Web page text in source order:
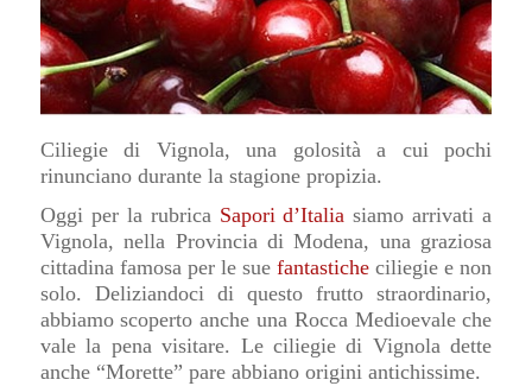
Ciliegie di Vignola, una golosità a cui pochi
rinunciano durante la stagione propizia.
Oggi per la rubrica Sapori d’Italia siamo arrivati a
Vignola, nella Provincia di Modena, una graziosa
cittadina famosa per le suefantastiche ciliegie e non
solo. Deliziandoci di questo frutto straordinario,
abbiamo scoperto anche una Rocca Medioevale che
vale la pena visitare. Le ciliegie di Vignola dette
anche “Morette” pare abbiano origini antichissime.